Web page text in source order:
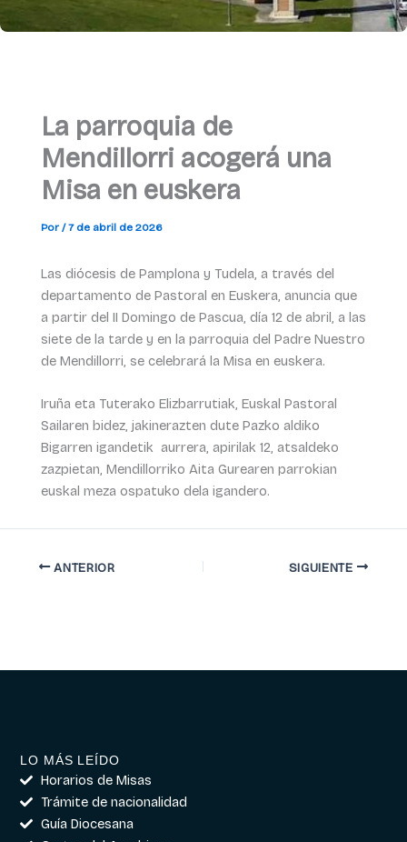
La parroquia de
Mendillorri acogerá una
Misa en euskera
Por /7 de abril de 2026
Las diócesis de Pamplona y Tudela, a través del
departamento de Pastoral en Euskera, anuncia que
a partir del II Domingo de Pascua, día 12 de abril, a las
siete de la tarde y en la parroquia del Padre Nuestro
de Mendillorri, se celebrará la Misa en euskera.
Iruña eta Tuterako Elizbarrutiak, Euskal Pastoral
Sailaren bidez, jakinerazten dute Pazko aldiko
Bigarren igandetik aurrera, apirilak 12, atsaldeko
zazpietan, Mendillorriko Aita Gurearen parrokian
euskal meza ospatuko dela igandero.
ANTERIOR SIGUIENTE
LO MÁS LEÍDO
Horarios de Misas
Trámite de nacionalidad
Guía Diocesana